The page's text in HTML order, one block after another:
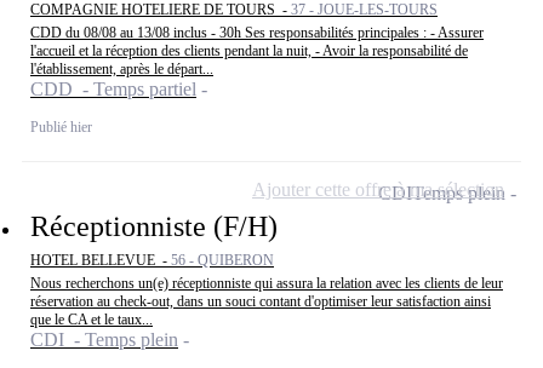
COMPAGNIE HOTELIERE DE TOURS - 37 - JOUE-LES-TOURS
CDD du 08/08 au 13/08 inclus - 30h Ses responsabilités principales : - Assurer
l'accueil et la réception des clients pendant la nuit, - Avoir la responsabilité de
l'établissement, après le départ...
CDD - Temps partiel
Publié hier
Réceptionniste (F/H)
HOTEL BELLEVUE - 56 - QUIBERON
Nous recherchons un(e) réceptionniste qui assura la relation avec les clients de leur
réservation au check-out, dans un souci contant d'optimiser leur satisfaction ainsi
que le CA et le taux...
CDI - Temps plein
CDITemps plein
Ajouter cette offre à ma sélection